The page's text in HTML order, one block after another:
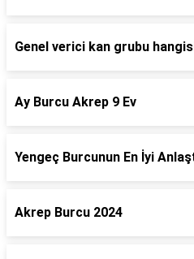
Genel verici kan grubu
Ay Burcu Akrep 9 Ev
Yengeç Burcunun En İyi
Akrep Burcu 2024